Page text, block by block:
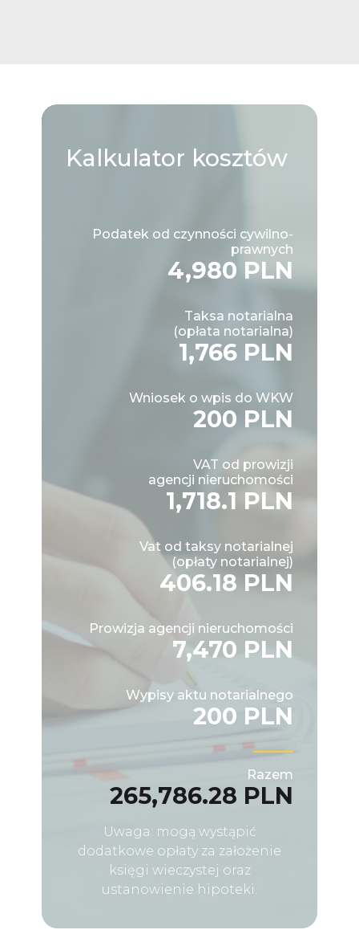
Kalkulator kosztów
Podatek od czynności cywilno-
prawnych
4,980 PLN
Taksa notarialna
(opłata notarialna)
1,766 PLN
Wniosek o wpis do WKW
200 PLN
VAT od prowizji
agencji nieruchomości
1,718.1 PLN
Vat od taksy notarialnej
(opłaty notarialnej)
406.18 PLN
Prowizja agencji nieruchomości
7,470 PLN
Wypisy aktu notarialnego
200 PLN
Razem
265,786.28 PLN
Uwaga: mogą wystąpić
dodatkowe opłaty za założenie
księgi wieczystej oraz
ustanowienie hipoteki.